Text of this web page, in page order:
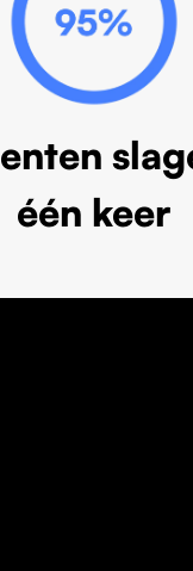
één keer